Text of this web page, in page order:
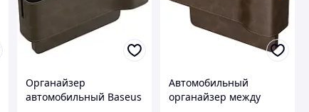
Органайзер
автомобильный Baseus
Автомобильный
органайзер между